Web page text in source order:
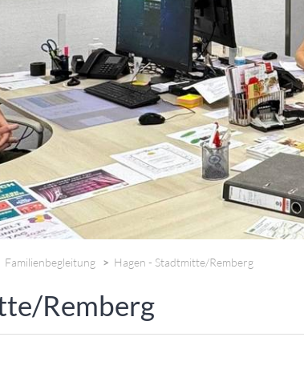
Familienbegleitung Hagen - Stadtmitte/Remberg
Remberg